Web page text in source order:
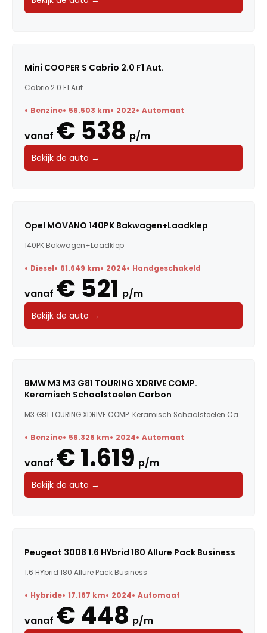
Mini COOPER S Cabrio 2.0 F1 Aut.
Cabrio 2.0 F1 Aut.
Benzine 56.503 km 2022 Automaat
vanaf € 538 p/m
Bekijk de auto →
Opel MOVANO 140PK Bakwagen+Laadklep
140PK Bakwagen+Laadklep
Diesel 61.649 km 2024 Handgeschakeld
vanaf € 521 p/m
Bekijk de auto →
BMW M3 M3 G81 TOURING XDRIVE COMP.
Keramisch Schaalstoelen Carbon
M3 G81 TOURING XDRIVE COMP. Keramisch Schaalstoelen Carbo...
Benzine 56.326 km 2024 Automaat
vanaf € 1.619 p/m
Bekijk de auto →
Peugeot 3008 1.6 HYbrid 180 Allure Pack Business
1.6 HYbrid 180 Allure Pack Business
Hybride 17.167 km 2024 Automaat
vanaf € 448 p/m